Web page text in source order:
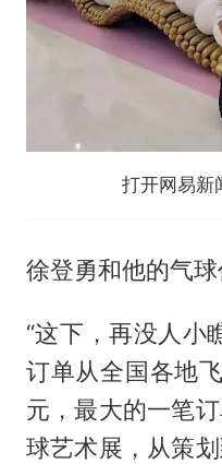
打开网易新
徐登勇和他的气
“这下，再没人小
订单从全国各地
元，最大的一笔
球艺术展，从策